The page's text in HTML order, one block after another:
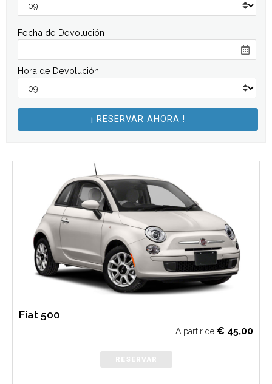
Fecha de Devolución
Hora de Devolución
Fiat 500
A partir de € 45,00
RESERVAR